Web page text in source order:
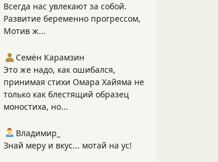
Всегда нас увлекают за собой.
Развитие беременно прогрессом,
Мотив ж...
Семён Карамзин
Это же надо, как ошибался,
принимая стихи Омара Хайяма не
только как блестящий образец
моностиха, но...
Владимир_
Знай меру и вкус... мотай на ус!